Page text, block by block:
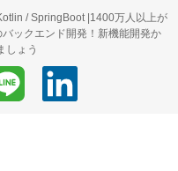
/ SpringBoot |1400万人以上が
ックエンド開発！新機能開発か
しょう